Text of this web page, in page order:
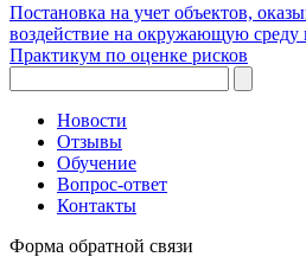
Постановка на учет объектов,
воздействие на окружающую среду
Практикум по оценке рисков
Новости
Отзывы
Обучение
Вопрос-ответ
Контакты
Форма обратной связи